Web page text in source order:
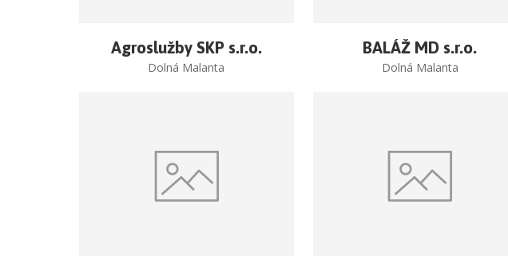
Agroslužby SKP s.r.o.
Dolná Malanta
BALÁŽ MD s.r.o.
Dolná Malanta